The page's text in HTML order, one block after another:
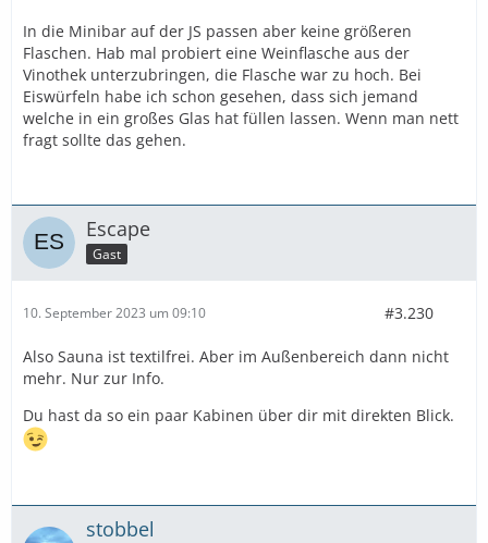
In die Minibar auf der JS passen aber keine größeren
Flaschen. Hab mal probiert eine Weinflasche aus der
Vinothek unterzubringen, die Flasche war zu hoch. Bei
Eiswürfeln habe ich schon gesehen, dass sich jemand
welche in ein großes Glas hat füllen lassen. Wenn man nett
fragt sollte das gehen.
Escape
Gast
10. September 2023 um 09:10 #3.230
Also Sauna ist textilfrei. Aber im Außenbereich dann nicht
mehr. Nur zur Info.
Du hast da so ein paar Kabinen über dir mit direkten Blick.
stobbel